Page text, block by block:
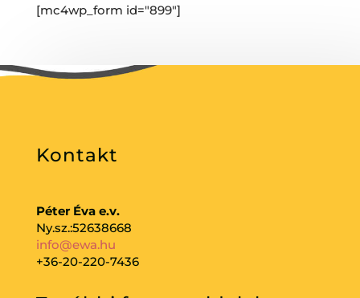
[mc4wp_form id="899"]
Kontakt
Péter Éva e.v.
Ny.sz.:52638668
info@ewa.hu
+36-20-220-7436